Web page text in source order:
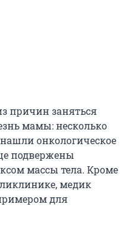
причин заняться
мамы: несколько
онкологическое
подвержены
массы тела. Кроме
медик
для